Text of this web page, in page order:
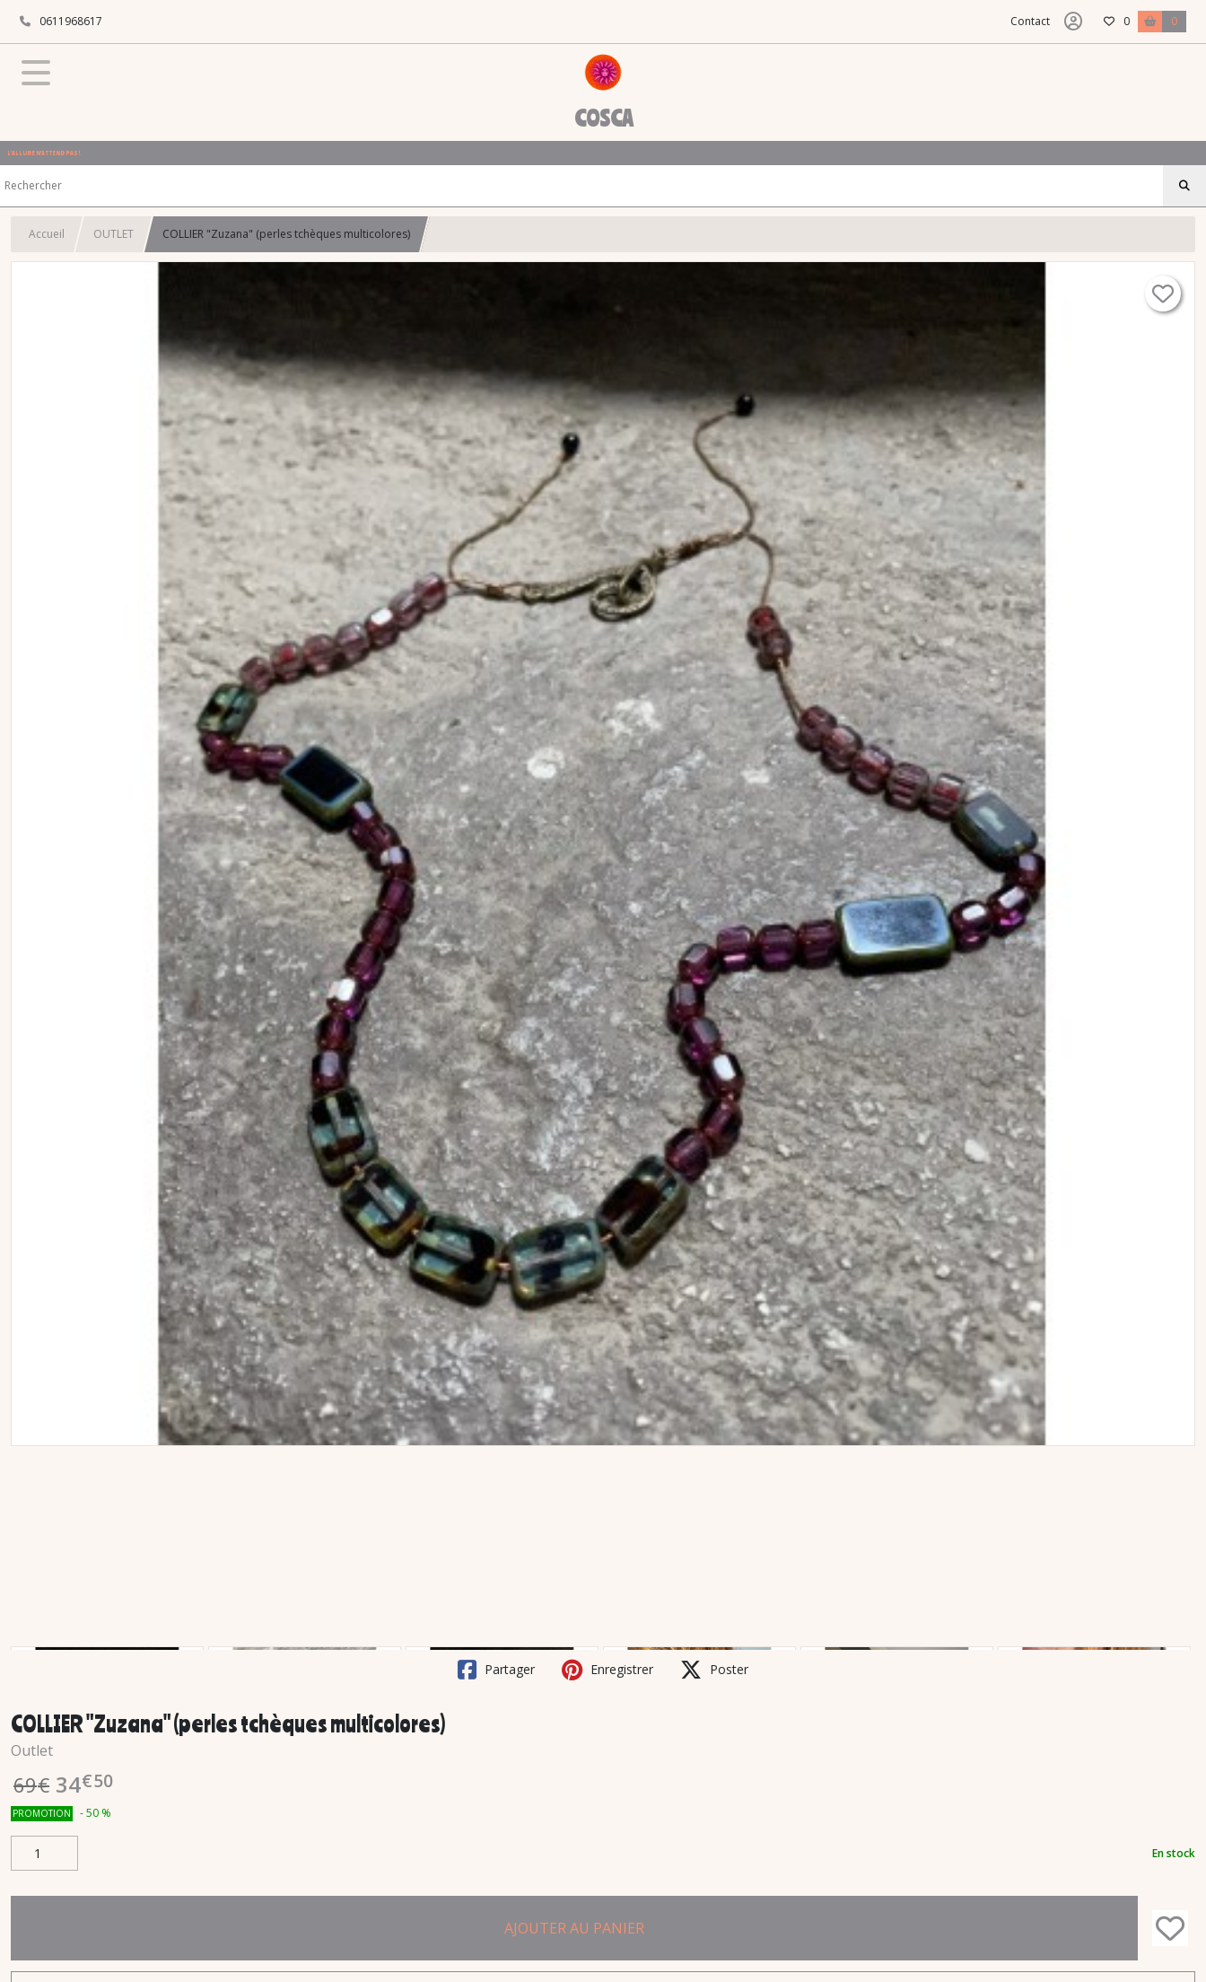
0611968617 Contact 0 0
COSCA
L'ALLURE N'ATTEND PAS !
Accueil OUTLET COLLIER "Zuzana" (perles tchèques multicolores)
Partager Enregistrer Poster
COLLIER "Zuzana" (perles tchèques multicolores)
Outlet
69€ 34€50
PROMOTION -50 %
En stock
AJOUTER AU PANIER